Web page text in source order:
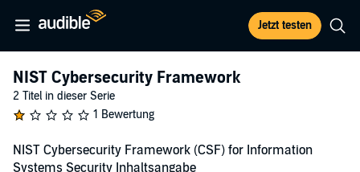
Jetzt testen
NIST Cybersecurity Framework
2 Titel in dieser Serie
1 Bewertung
NIST Cybersecurity Framework (CSF) for Information
Systems Security Inhaltsangabe